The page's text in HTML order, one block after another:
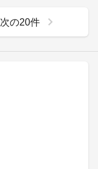
次の20件